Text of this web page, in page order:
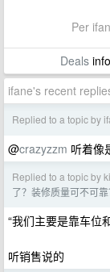
Per
Deals
ifane's recent
Replied to a topic by
@crazyzzm 听着像
Replied to a topic by
了？装修质量可不可靠
“我们主要是靠车位
听销售说的